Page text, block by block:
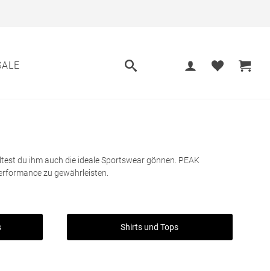
du ihm auch die ideale Sportswear gönnen. PEAK
zu gewährleisten.
Shirts und Tops